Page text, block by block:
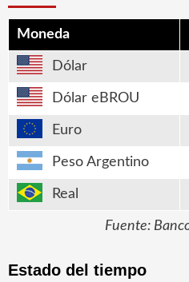
Moneda
Dólar
Dólar eBROU
Euro
Peso Argentino
Real
Fuente:
Estado del tiempo